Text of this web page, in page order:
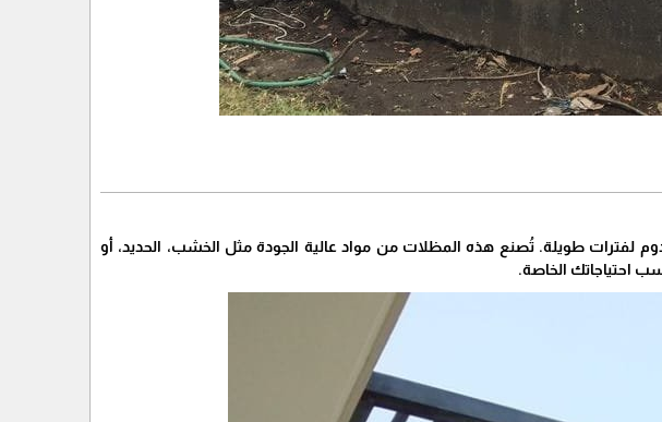
لفترات طويلة. تُصنع هذه المظلات من مواد عالية الجودة مثل الخشب، الحديد، أو
احتياجاتك الخاصة.